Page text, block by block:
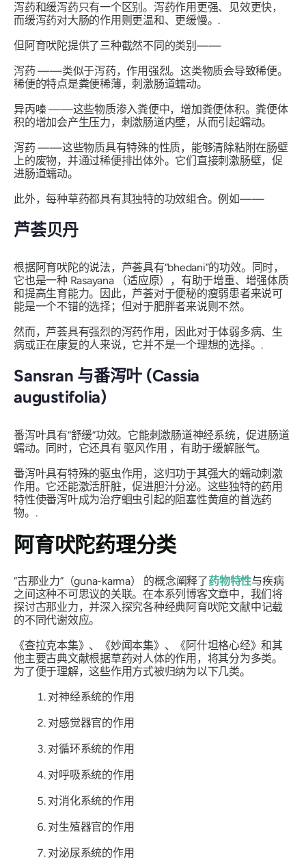
泻药和缓泻药只有一个区别。泻药作用更强、见效更快，
而缓泻药对大肠的作用则更温和、更缓慢。.
但阿育吠陀提供了三种截然不同的类别——
泻药 ——类似于泻药，作用强烈。这类物质会导致稀便。
稀便的特点是粪便稀薄，刺激肠道蠕动。
异丙嗪——这些物质渗入粪便中，增加粪便体积。粪便体
积的增加会产生压力，刺激肠道内壁，从而引起蠕动。
泻药 ——这些物质具有特殊的性质，能够清除粘附在肠壁
上的废物，并通过稀便排出体外。它们直接刺激肠壁，促
进肠道蠕动。
此外，每种草药都具有其独特的功效组合。例如——
芦荟贝丹
根据阿育吠陀的说法，芦荟具有“bhedani”的功效。同时，
它也是一种 Rasayana（适应原），有助于增重、增强体质
和提高生育能力。因此，芦荟对于便秘的瘦弱患者来说可
能是一个不错的选择；但对于肥胖者来说则不然。
然而，芦荟具有强烈的泻药作用，因此对于体弱多病、生
病或正在康复的人来说，它并不是一个理想的选择。.
Sansran 与番泻叶 (Cassia
augustifolia)
番泻叶具有“舒缓”功效。它能刺激肠道神经系统，促进肠道
蠕动。同时，它还具有驱风作用 ，有助于缓解胀气。
番泻叶具有特殊的驱虫作用，这归功于其强大的蠕动刺激
作用。它还能激活肝脏，促进胆汁分泌。这些独特的药用
特性使番泻叶成为治疗蛔虫引起的阻塞性黄疸的首选药
物。.
阿育吠陀药理分类
“古那业力”（guna-karma） 的概念阐释了药物特性与疾病
之间这种不可思议的关联。在本系列博客文章中，我们将
探讨古那业力，并深入探究各种经典阿育吠陀文献中记载
的不同代谢效应。
《查拉克本集》、《妙闻本集》、《阿什坦格心经》和其
他主要古典文献根据草药对人体的作用，将其分为多类。
为了便于理解，这些作用方式被归纳为以下几类。
对神经系统的作用
对感觉器官的作用
对循环系统的作用
对呼吸系统的作用
对消化系统的作用
对生殖器官的作用
对泌尿系统的作用